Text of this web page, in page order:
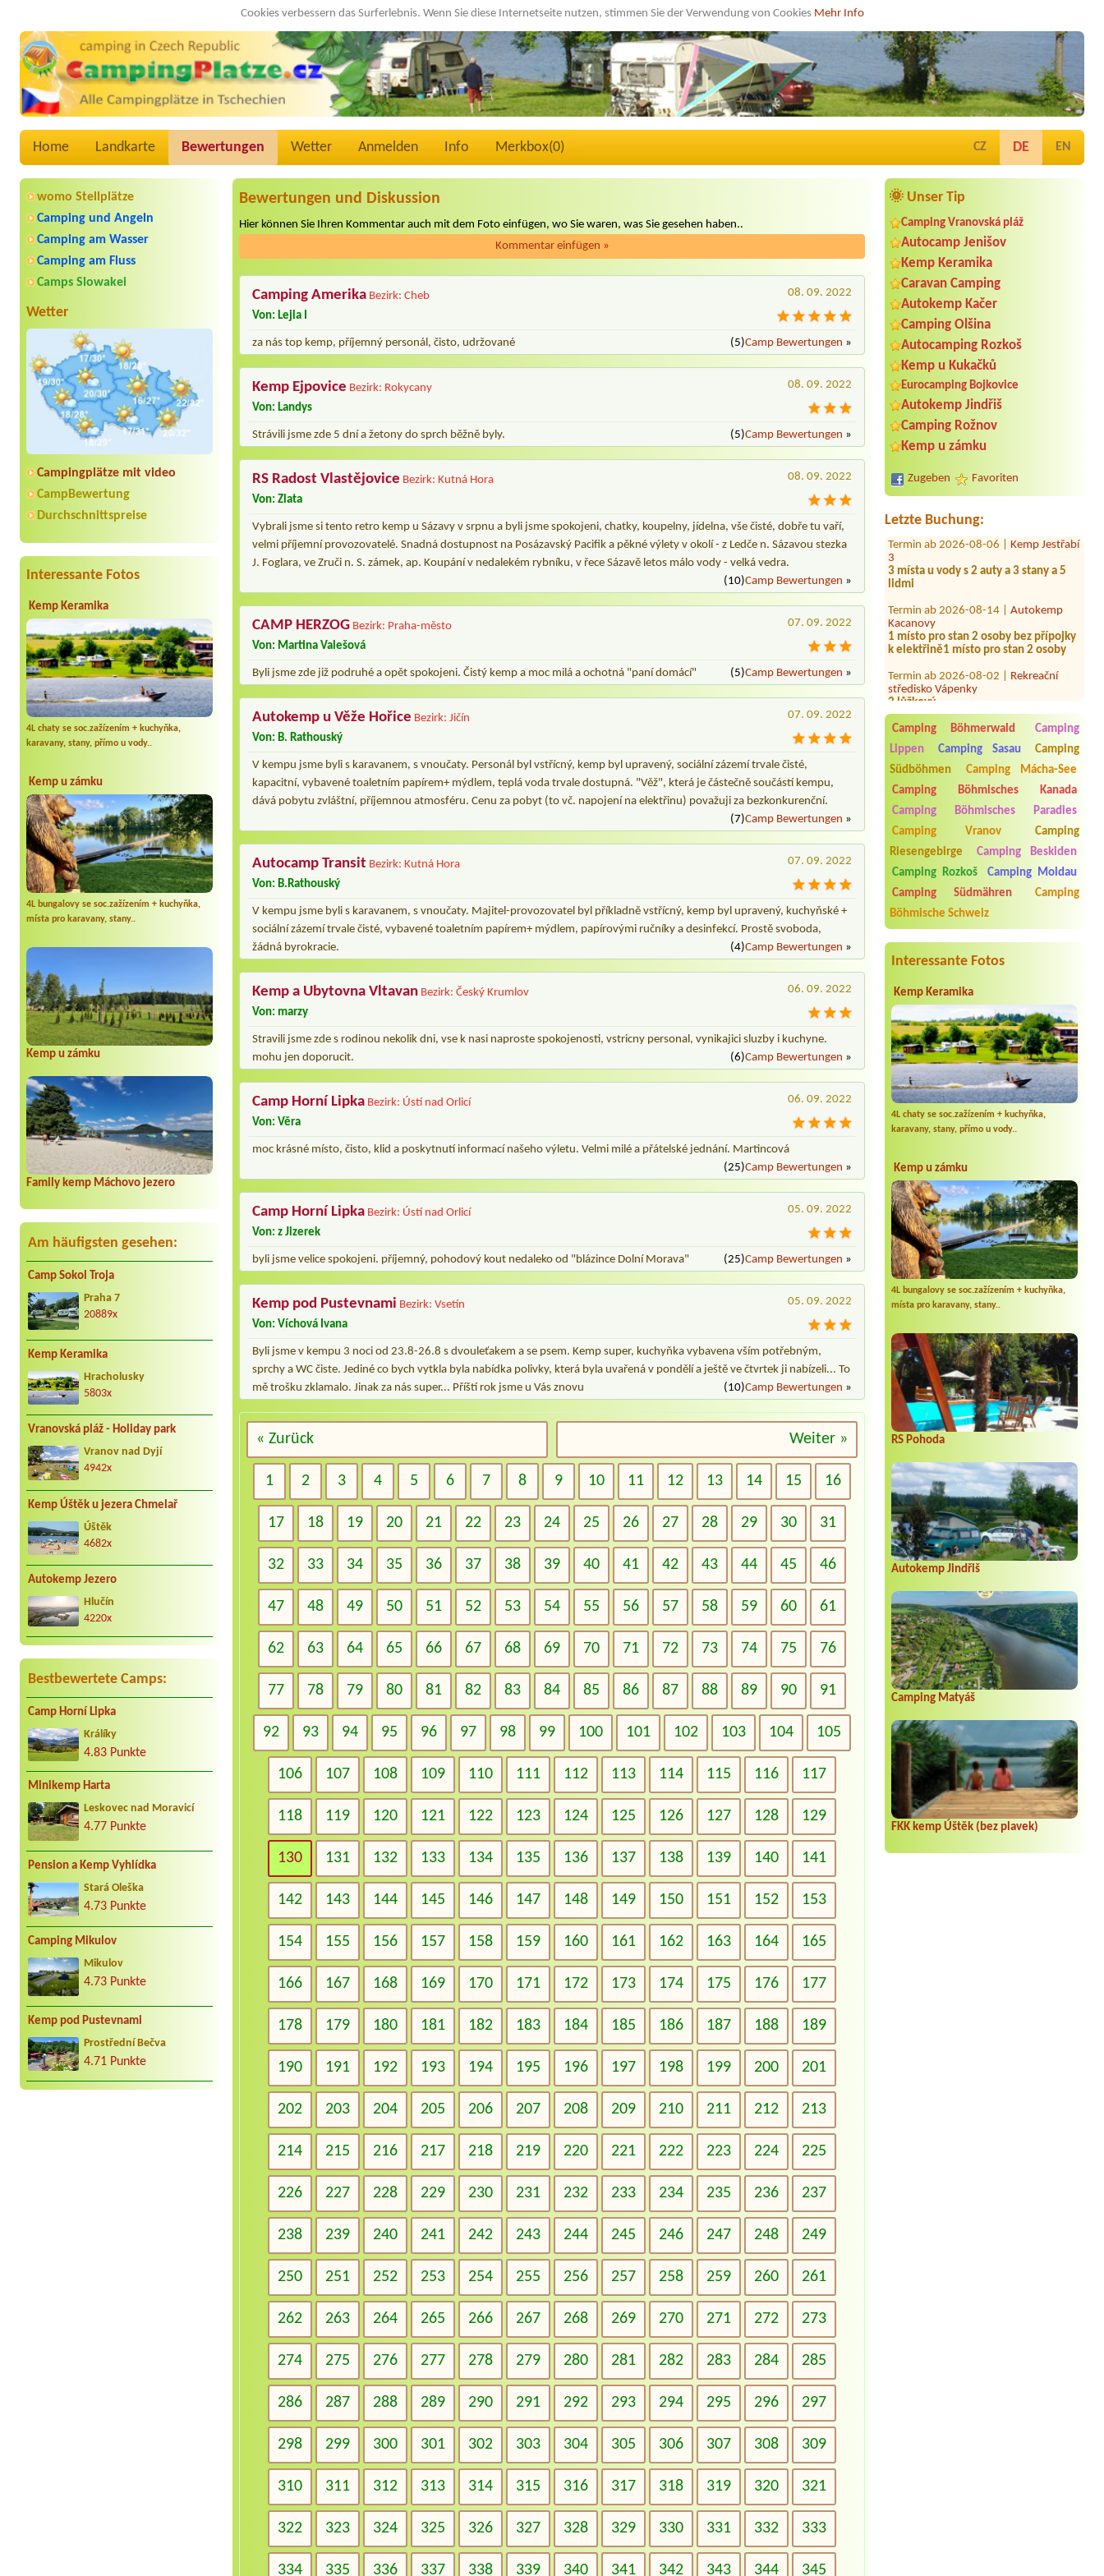
Cookies verbessern das Surferlebnis. Wenn Sie diese Internetseite nutzen, stimmen Sie der Verwendung von Cookies Mehr Info
Home Landkarte Bewertungen Wetter Anmelden Info Merkbox(0) CZ DE EN
womo Stellplätze
Camping und Angeln
Camping am Wasser
Camping am Fluss
Camps Slowakei
Wetter
Campingplätze mit video
CampBewertung
Durchschnittspreise
Interessante Fotos
Kemp Keramika
4L chaty se soc.zažízením + kuchyňka,
karavany, stany, přímo u vody..
Kemp u zámku
4L bungalovy se soc.zažízením + kuchyňka,
místa pro karavany, stany..
Kemp u zámku
Family kemp Máchovo jezero
Am häufigsten gesehen:
Camp Sokol Troja
Praha 7
20889x
Kemp Keramika
Hracholusky
5803x
Vranovská pláž - Holiday park
Vranov nad Dyjí
4942x
Kemp Úštěk u jezera Chmelař
Úštěk
4682x
Autokemp Jezero
Hlučín
4220x
Bestbewertete Camps:
Camp Horní Lipka
Králíky
4.83 Punkte
Minikemp Harta
Leskovec nad Moravicí
4.77 Punkte
Pension a Kemp Vyhlídka
Stará Oleška
4.73 Punkte
Camping Mikulov
Mikulov
4.73 Punkte
Kemp pod Pustevnami
Prostřední Bečva
4.71 Punkte
🌞 Unser Tip
Camping Vranovská pláž
Autocamp Jenišov
Kemp Keramika
Caravan Camping
Autokemp Kačer
Camping Olšina
Autocamping Rozkoš
Kemp u Kukačků
Eurocamping Bojkovice
Autokemp Jindřiš
Camping Rožnov
Kemp u zámku
Zugeben Favoriten
Letzte Buchung:
Termin ab 2026-08-24 |
osada Olešná
Termin ab 2026-08-05 |Autokemp
Kristýna Jiránek
Termin ab 2026-08-06 |
3 místa u vody s 2 auty a 3 stany a 5
lidmi
Termin ab 2026-08-14 |
Kacanovy
1 místo pro stan 2 osoby bez přípojky
k elektřině1 místo pro stan 2 osoby
Termin ab 2026-08-02 |Rekreační
středisko Vápenky
2 lůžkový
Ždáň
1 místo pro stan s autem, 2 osoby
kemp U Lemura
Termin ab 2026-07-24 |
Soukeník
3 místa pro stan, 6 osob
Termin ab 2026-08-01 |Vojenská
zotavovna Měřín
1 chata 3os a 2 déti
Termin ab 2026-07-31 |
pláž - Holiday park
1x Auto mit Dachzelt
Camping Böhmerwald
Camping
Lippen
Camping Sasau
Camping
Südböhmen
Camping Mácha-See
Camping Böhmisches Kanada
Camping Böhmisches Paradies
Camping Vranov
Camping
Riesengebirge
Camping Beskiden
Camping Rozkoš
Camping Moldau
Camping Südmähren
Camping
Böhmische Schweiz
Interessante Fotos
Kemp Keramika
4L chaty se soc.zažízením + kuchyňka,
karavany, stany, přímo u vody..
Kemp u zámku
4L bungalovy se soc.zažízením + kuchyňka,
místa pro karavany, stany..
RS Pohoda
Autokemp Jindřiš
Camping Matyáš
FKK kemp Úštěk (bez plavek)
Bewertungen und Diskussion
Hier können Sie Ihren Kommentar auch mit dem Foto einfügen, wo Sie waren, was Sie gesehen haben..
Kommentar einfügen »
Camping Amerika Bezirk: Cheb
08. 09. 2022
Von: Lejla I
za nás top kemp, příjemný personál, čisto, udržované (5)Camp Bewertungen »
Kemp Ejpovice Bezirk: Rokycany
08. 09. 2022
Von: Landys
Strávili jsme zde 5 dní a žetony do sprch běžně byly. (5)Camp Bewertungen »
RS Radost Vlastějovice Bezirk: Kutná Hora
08. 09. 2022
Von: Zlata
Vybrali jsme si tento retro kemp u Sázavy v srpnu a byli jsme spokojeni, chatky, koupelny, jídelna, vše čisté, dobře tu vaří,
velmi příjemní provozovatelé. Snadná dostupnost na Posázavský Pacifik a pěkné výlety v okolí - z Ledče n. Sázavou stezka
J. Foglara, ve Zruči n. S. zámek, ap. Koupání v nedalekém rybníku, v řece Sázavě letos málo vody - velká vedra.
(10)Camp Bewertungen »
CAMP HERZOG Bezirk: Praha-město
07. 09. 2022
Von: Martina Valešová
Byli jsme zde již podruhé a opět spokojeni. Čistý kemp a moc milá a ochotná "paní domácí" (5)Camp Bewertungen »
Autokemp u Věže Hořice Bezirk: Jičín
07. 09. 2022
Von: B. Rathouský
V kempu jsme byli s karavanem, s vnoučaty. Personál byl vstřícný, kemp byl upravený, sociální zázemí trvale čisté,
kapacitní, vybavené toaletním papírem+ mýdlem, teplá voda trvale dostupná. "Věž", která je částečně součástí kempu,
dává pobytu zvláštní, příjemnou atmosféru. Cenu za pobyt (to vč. napojení na elektřinu) považuji za bezkonkurenční.
(7)Camp Bewertungen »
Autocamp Transit Bezirk: Kutná Hora
07. 09. 2022
Von: B.Rathouský
V kempu jsme byli s karavanem, s vnoučaty. Majitel-provozovatel byl příkladně vstřícný, kemp byl upravený, kuchyňské +
sociální zázemí trvale čisté, vybavené toaletním papírem+ mýdlem, papírovými ručníky a desinfekcí. Prostě svoboda,
žádná byrokracie.
(4)Camp Bewertungen »
Kemp a Ubytovna Vltavan Bezirk: Český Krumlov
06. 09. 2022
Von: marzy
Stravili jsme zde s rodinou nekolik dni, vse k nasi naproste spokojenosti, vstricny personal, vynikajici sluzby i kuchyne.
mohu jen doporucit.
(6)Camp Bewertungen »
Camp Horní Lipka Bezirk: Ústí nad Orlicí
06. 09. 2022
Von: Věra
moc krásné místo, čisto, klid a poskytnutí informací našeho výletu. Velmi milé a přátelské jednání. Martincová
(25)Camp Bewertungen »
Camp Horní Lipka Bezirk: Ústí nad Orlicí
05. 09. 2022
Von: z Jizerek
byli jsme velice spokojeni. příjemný, pohodový kout nedaleko od "blázince Dolní Morava" (25)Camp Bewertungen »
Kemp pod Pustevnami Bezirk: Vsetín
05. 09. 2022
Von: Víchová Ivana
Byli jsme v kempu 3 noci od 23.8-26.8 s dvouleťakem a se psem. Kemp super, kuchyňka vybavena vším potřebným,
sprchy a WC čiste. Jediné co bych vytkla byla nabídka polivky, která byla uvařená v pondělí a ještě ve čtvrtek ji nabízeli... To
mě trošku zklamalo. Jinak za nás super... Příští rok jsme u Vás znovu
(10)Camp Bewertungen »
« Zurück Weiter »
1 2 3 4 5 6 7 8 9 10 11 12 13 14 15 16
17 18 19 20 21 22 23 24 25 26 27 28 29 30 31
32 33 34 35 36 37 38 39 40 41 42 43 44 45 46
47 48 49 50 51 52 53 54 55 56 57 58 59 60 61
62 63 64 65 66 67 68 69 70 71 72 73 74 75 76
77 78 79 80 81 82 83 84 85 86 87 88 89 90 91
92 93 94 95 96 97 98 99 100 101 102 103 104 105
106 107 108 109 110 111 112 113 114 115 116 117
118 119 120 121 122 123 124 125 126 127 128 129
130 131 132 133 134 135 136 137 138 139 140 141
142 143 144 145 146 147 148 149 150 151 152 153
154 155 156 157 158 159 160 161 162 163 164 165
166 167 168 169 170 171 172 173 174 175 176 177
178 179 180 181 182 183 184 185 186 187 188 189
190 191 192 193 194 195 196 197 198 199 200 201
202 203 204 205 206 207 208 209 210 211 212 213
214 215 216 217 218 219 220 221 222 223 224 225
226 227 228 229 230 231 232 233 234 235 236 237
238 239 240 241 242 243 244 245 246 247 248 249
250 251 252 253 254 255 256 257 258 259 260 261
262 263 264 265 266 267 268 269 270 271 272 273
274 275 276 277 278 279 280 281 282 283 284 285
286 287 288 289 290 291 292 293 294 295 296 297
298 299 300 301 302 303 304 305 306 307 308 309
310 311 312 313 314 315 316 317 318 319 320 321
322 323 324 325 326 327 328 329 330 331 332 333
334 335 336 337 338 339 340 341 342 343 344 345